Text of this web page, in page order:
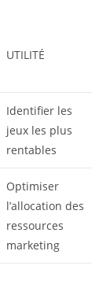
UTILITÉ
Identifier les
jeux les plus
rentables
Optimiser
l’allocation des
ressources
marketing